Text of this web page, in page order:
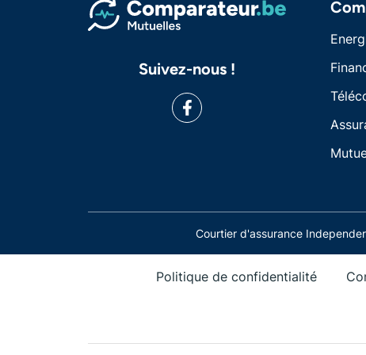
Suivez-nous !
Courtier d'assurance
Politique de confidentialité